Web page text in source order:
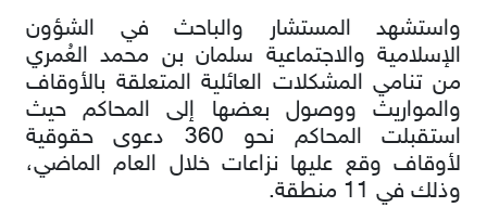
واستشهد المستشار والباحث في الشؤون
الإسلامية والاجتماعية سلمان بن محمد العُمري
من تنامي المشكلات العائلية المتعلقة بالأوقاف
والمواريث ووصول بعضها إلى المحاكم حيث
استقبلت المحاكم نحو 360 دعوى حقوقية
لأوقاف وقع عليها نزاعات خلال العام الماضي،
وذلك في 11 منطقة.